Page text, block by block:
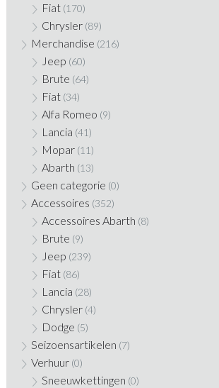
Fiat (170)
Chrysler (89)
Merchandise (216)
Jeep (60)
Brute (64)
Fiat (34)
Alfa Romeo (9)
Lancia (41)
Mopar (11)
Abarth (13)
Geen categorie (0)
Accessoires (352)
Accessoires Abarth (8)
Brute (9)
Jeep (239)
Fiat (86)
Lancia (28)
Chrysler (4)
Dodge (5)
Seizoensartikelen (7)
Verhuur (0)
Sneeuwkettingen (0)